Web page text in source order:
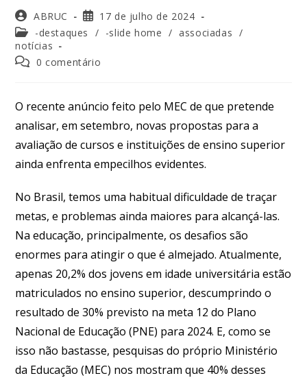
ABRUC
17 de julho de 2024
-destaques
/ -slide home / associadas /
notícias
0 comentário
O recente anúncio feito pelo MEC de que pretende
analisar, em setembro, novas propostas para a
avaliação de cursos e instituições de ensino superior
ainda enfrenta empecilhos evidentes.
No Brasil, temos uma habitual dificuldade de traçar
metas, e problemas ainda maiores para alcançá-las.
Na educação, principalmente, os desafios são
enormes para atingir o que é almejado. Atualmente,
apenas 20,2% dos jovens em idade universitária estão
matriculados no ensino superior, descumprindo o
resultado de 30% previsto na meta 12 do Plano
Nacional de Educação (PNE) para 2024. E, como se
isso não bastasse, pesquisas do próprio Ministério
da Educação (MEC) nos mostram que 40% desses